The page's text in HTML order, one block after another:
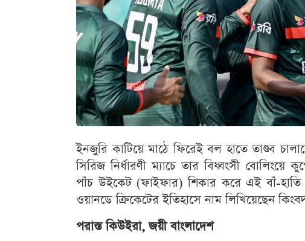
ইনজুরি কাটিয়ে মাঠে ফিরেই বল হাতে তাণ্ডব
সিরিজ নির্ধারণী ম্যাচে তার বিধ্বংসী বোলিংয়ে
পাঁচ উইকেট (ফাইফার) শিকার করে এই বাঁ-
ওয়ানডে ক্রিকেটের ইতিহাসে নাম লিখিয়েছেন
পরাস্ত কিউইরা, জয়ী বাংলাদেশ